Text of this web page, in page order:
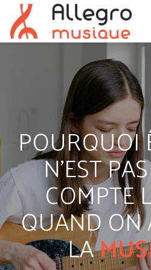
POURQUOI
N'EST
COMPTE
QUAND ON
LA